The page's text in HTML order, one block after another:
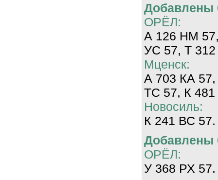
Добавлены
ОРЁЛ:
А 126 НМ
УС 57, Т
Мценск:
А 703 КА
ТС 57, К
Новосиль:
К 241 ВС 57.
Добавлены
ОРЁЛ:
У 368 РХ 57.